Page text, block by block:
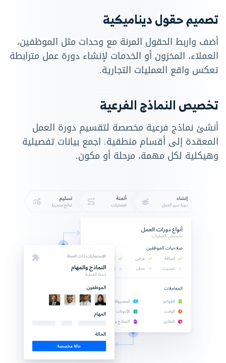
تصميم حقول ديناميكية
أضف واربط الحقول المرنة مع وحدات مثل الموظفين،
العملاء، المخزون أو الخدمات لإنشاء دورة عمل مترابطة
تعكس واقع العمليات التجارية.
تخصيص النماذج الفرعية
أنشئ نماذج فرعية مخصصة لتقسيم دورة العمل
المعقدة إلى أقسام منطقية. اجمع بيانات تفصيلية
وهيكلية لكل مهمة، مرحلة أو مكون.